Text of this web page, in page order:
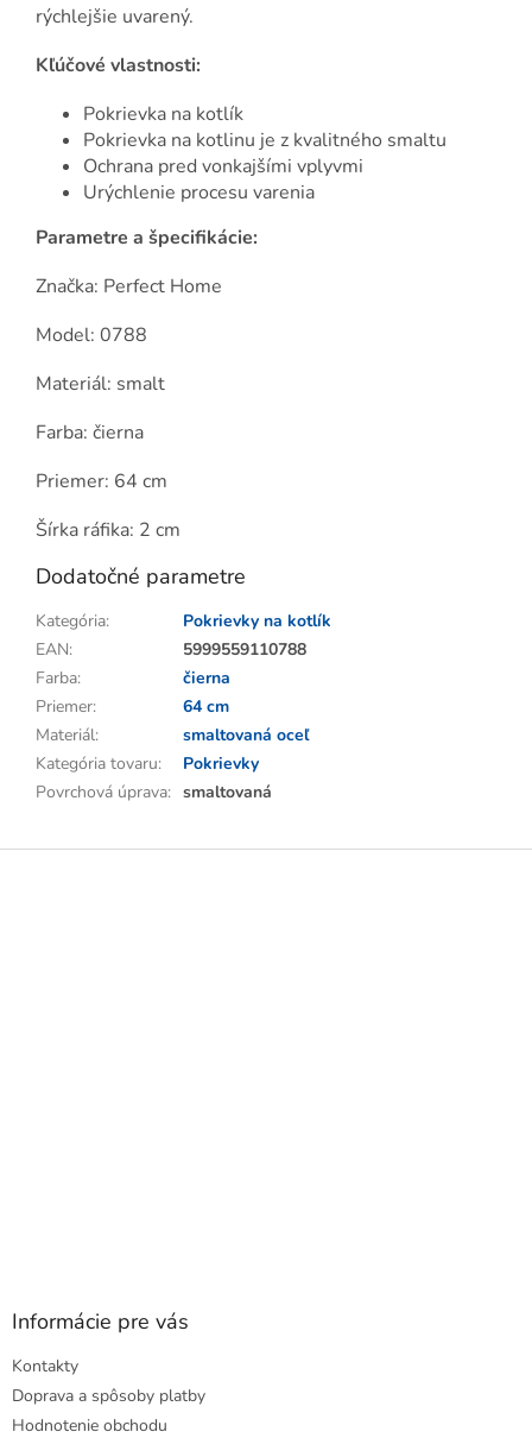
rýchlejšie uvarený.
Kľúčové vlastnosti:
Pokrievka na kotlík
Pokrievka na kotlinu je z kvalitného smaltu
Ochrana pred vonkajšími vplyvmi
Urýchlenie procesu varenia
Parametre a špecifikácie:
Značka: Perfect Home
Model: 0788
Materiál: smalt
Farba: čierna
Priemer: 64 cm
Šírka ráfika: 2 cm
Dodatočné parametre
Kategória:
Pokrievky na kotlík
EAN:
5999559110788
Farba:
čierna
Priemer:
64 cm
Materiál:
smaltovaná oceľ
Kategória tovaru:
Pokrievky
Povrchová úprava: smaltovaná
Z
Informácie pre vás
Kontakty
Doprava a spôsoby platby
Hodnotenie obchodu